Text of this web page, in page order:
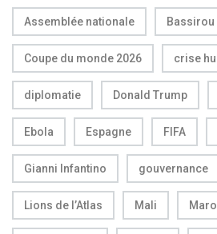
Assemblée nationale Bassirou
Coupe du monde 2026 crise
diplomatie Donald Trump
Ebola Espagne FIFA
Gianni Infantino gouvernance
Lions de l’Atlas Mali